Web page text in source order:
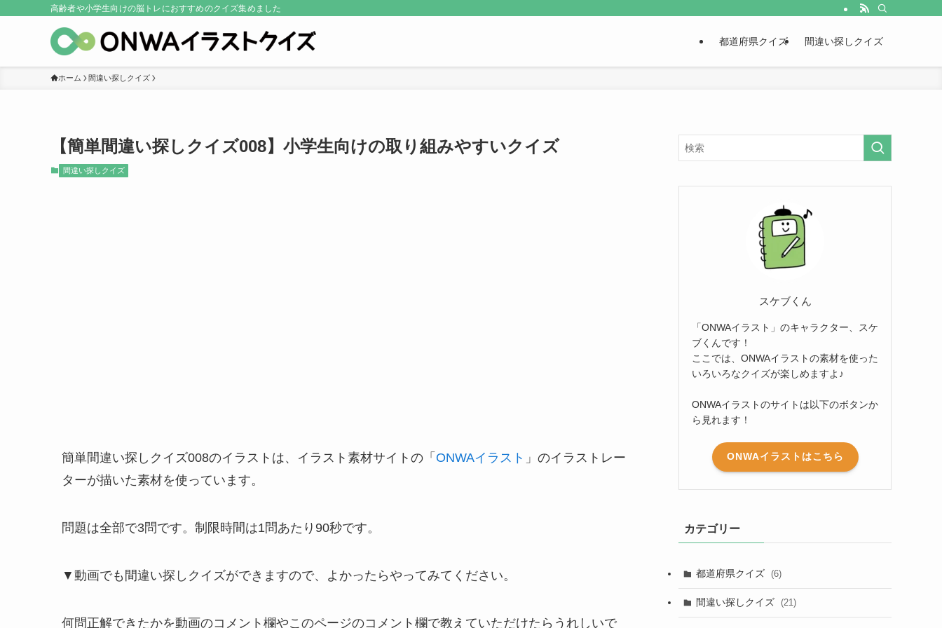
高齢者や小学生向けの脳トレにおすすめのクイズ集めました
都道府県クイズ 間違い探しクイズ
ホーム 間違い探しクイズ
【簡単間違い探しクイズ008】小学生向けの取り組みやすいクイズ
間違い探しクイズ
簡単間違い探しクイズ008のイラストは、イラスト素材サイトの「 ONWAイラスト 」のイラストレー
ターが描いた素材を使っています。
問題は全部で3問です。制限時間は1問あたり90秒です。
▼動画でも間違い探しクイズができますので、よかったらやってみてください。
何問正解できたかを動画のコメント欄やこのページのコメント欄で教えていただけたらうれしいで
スケブくん
「ONWAイラスト」のキャラクター、スケ
ブくんです！
ここでは、ONWAイラストの素材を使った
いろいろなクイズが楽しめますよ♪
ONWAイラストのサイトは以下のボタンか
ら見れます！
ONWAイラストはこちら
カテゴリー
都道府県クイズ (6)
間違い探しクイズ (21)